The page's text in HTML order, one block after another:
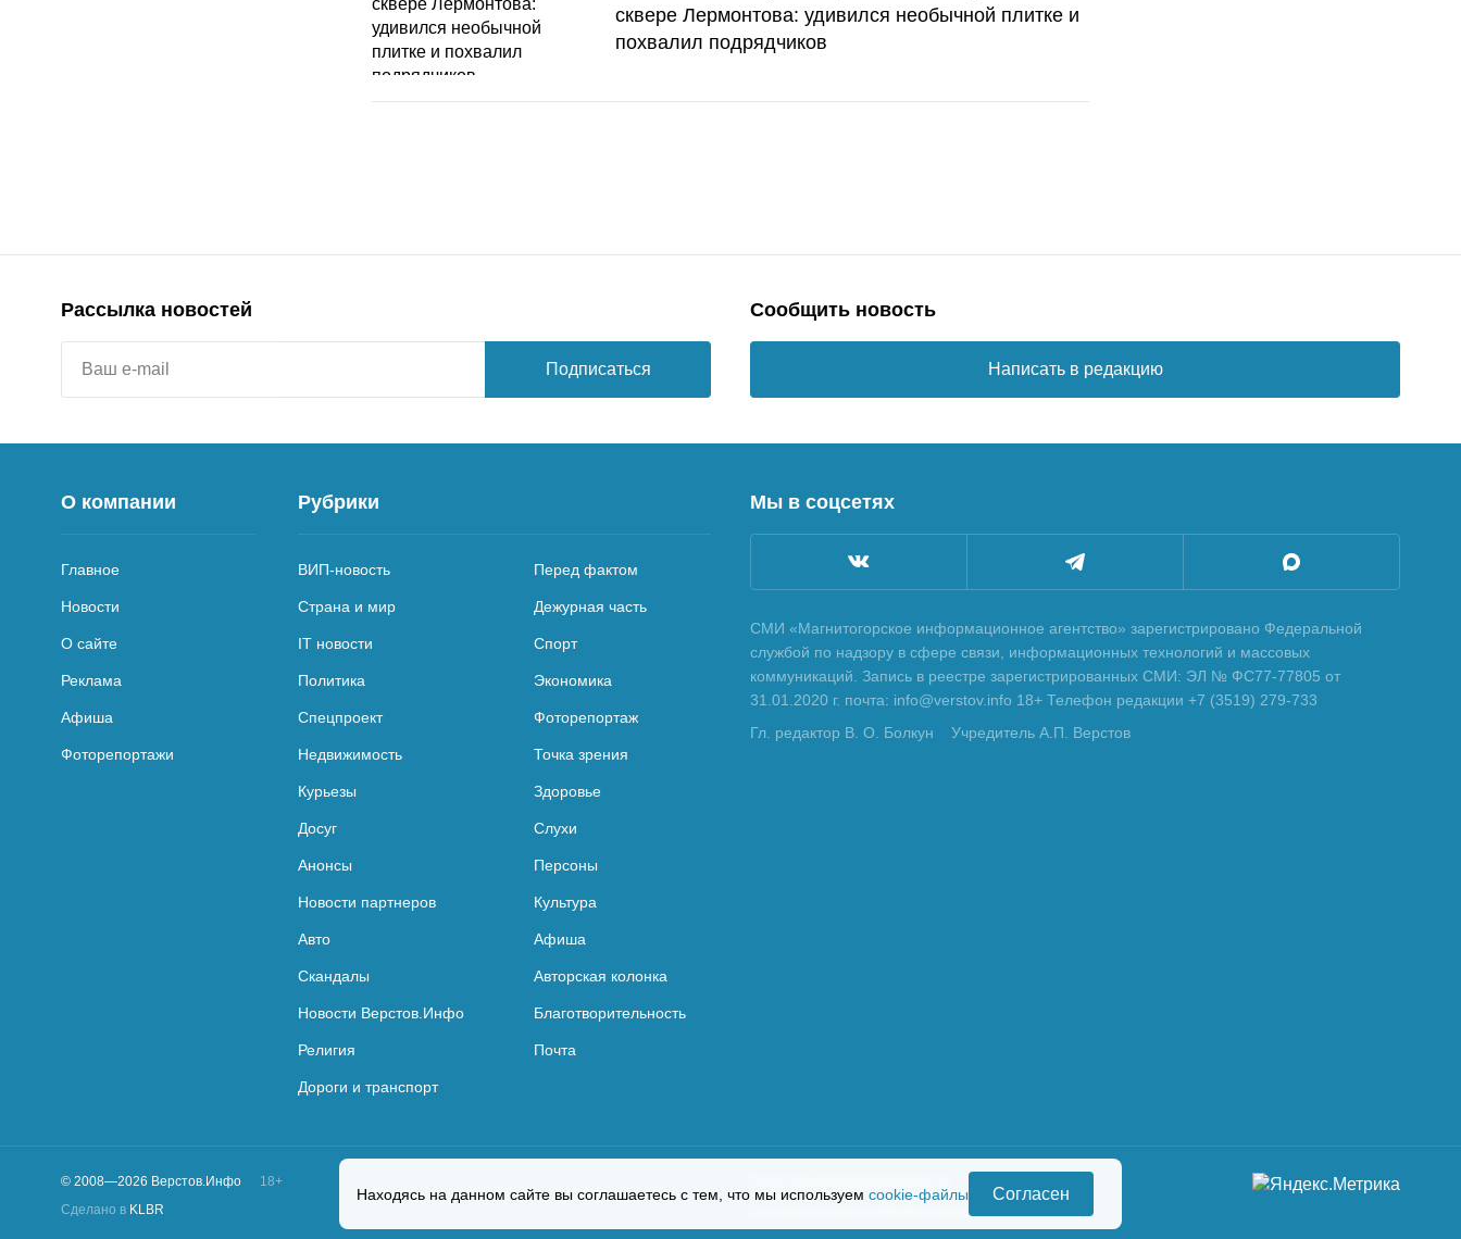
сквере Лермонтова: удивился необычной плитке и
похвалил подрядчиков
Рассылка новостей
Подписаться
Сообщить новость
Написать в редакцию
О компании
Главное
Новости
О сайте
Реклама
Афиша
Фоторепортажи
Рубрики
ВИП-новость Перед фактом
Страна и мир Дежурная часть
IT новости Спорт
Политика Экономика
Спецпроект Фоторепортаж
Недвижимость Точка зрения
Курьезы Здоровье
Досуг Слухи
Анонсы Персоны
Новости партнеров Культура
Авто Афиша
Скандалы Авторская колонка
Новости Верстов.Инфо Благотворительность
Религия Почта
Дороги и транспорт
Мы в соцсетях
СМИ «Магнитогорское информационное агентство» зарегистрировано Федеральной
службой по надзору в сфере связи, информационных технологий и массовых
коммуникаций. Запись в реестре зарегистрированных СМИ: ЭЛ № ФС77-77805 от
31.01.2020 г. почта: info@verstov.info 18+ Телефон редакции +7 (3519) 279-733
Гл. редактор В. О. Болкун
Учредитель А.П. Верстов
© 2008—2026 Верстов.Инфо
18+
Сделано в KLBR
Согласие на сбор и обработку персональных данных
Находясь на данном сайте вы соглашаетесь с тем, что мы используем cookie-файлы Согласен